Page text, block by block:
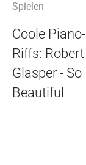
Spielen
Coole Piano-
Riffs: Robert
Glasper - So
Beautiful